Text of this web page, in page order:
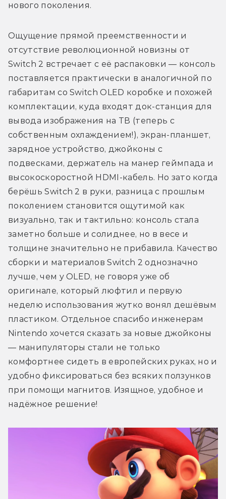
нового поколения.
Ощущение прямой преемственности и
отсутствие революционной новизны от
Switch 2 встречает с её распаковки — консоль
поставляется практически в аналогичной по
габаритам со Switch OLED коробке и похожей
комплектации, куда входят док-станция для
вывода изображения на ТВ (теперь с
собственным охлаждением!), экран-планшет,
зарядное устройство, джойконы с
подвесками, держатель на манер геймпада и
высокоскоростной HDMI-кабель. Но зато когда
берёшь Switch 2 в руки, разница с прошлым
поколением становится ощутимой как
визуально, так и тактильно: консоль стала
заметно больше и солиднее, но в весе и
толщине значительно не прибавила. Качество
сборки и материалов Switch 2 однозначно
лучше, чем у OLED, не говоря уже об
оригинале, который люфтил и первую
неделю использования жутко вонял дешёвым
пластиком. Отдельное спасибо инженерам
Nintendo хочется сказать за новые джойконы
— манипуляторы стали не только
комфортнее сидеть в европейских руках, но и
удобно фиксироваться без всяких ползунков
при помощи магнитов. Изящное, удобное и
надёжное решение!